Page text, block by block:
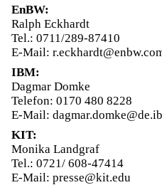
EnBW:
Ralph Eckhardt
Tel.: 0711/289-87410
E-Mail:
IBM:
Dagmar Domke
Telefon: 0170 480 8228
E-Mail:
KIT:
Monika Landgraf
Tel.: 0721/ 608-47414
E-Mail: presse@kit.edu